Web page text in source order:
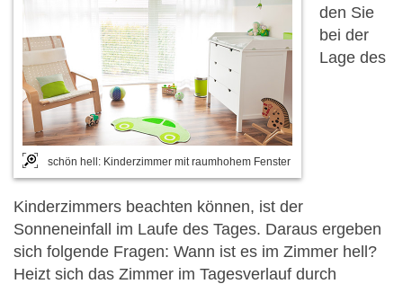
schön hell: Kinderzimmer mit raumhohem Fenster
den Sie
bei der
Lage des
Kinderzimmers beachten können, ist der
Sonneneinfall im Laufe des Tages. Daraus ergeben
sich folgende Fragen: Wann ist es im Zimmer hell?
Heizt sich das Zimmer im Tagesverlauf durch